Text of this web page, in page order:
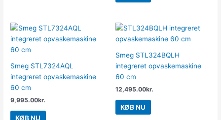
Smeg STL7324AQL
integreret opvaskemaskine
60 cm
9,995.00kr.
KØB NU
Smeg STL324BQLH
integreret opvaskemaskine
60 cm
12,495.00kr.
KØB NU